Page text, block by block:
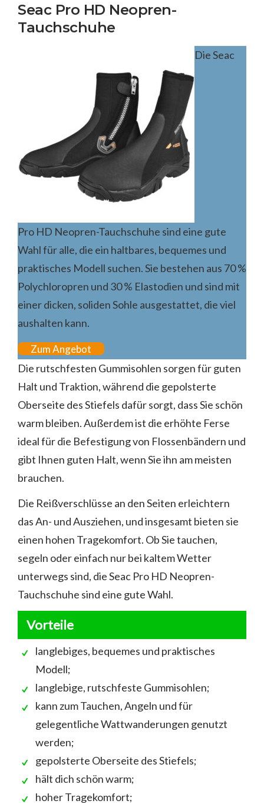
Seac Pro HD Neopren-
Tauchschuhe
Die Seac
Pro HD Neopren-Tauchschuhe sind eine gute
Wahl für alle, die ein haltbares, bequemes und
praktisches Modell suchen. Sie bestehen aus 70 %
Polychloropren und 30 % Elastodien und sind mit
einer dicken, soliden Sohle ausgestattet, die viel
aushalten kann.
Zum Angebot
Die rutschfesten Gummisohlen sorgen für guten
Halt und Traktion, während die gepolsterte
Oberseite des Stiefels dafür sorgt, dass Sie schön
warm bleiben. Außerdem ist die erhöhte Ferse
ideal für die Befestigung von Flossenbändern und
gibt Ihnen guten Halt, wenn Sie ihn am meisten
brauchen.
Die Reißverschlüsse an den Seiten erleichtern
das An- und Ausziehen, und insgesamt bieten sie
einen hohen Tragekomfort. Ob Sie tauchen,
segeln oder einfach nur bei kaltem Wetter
unterwegs sind, die Seac Pro HD Neopren-
Tauchschuhe sind eine gute Wahl.
Vorteile
langlebiges, bequemes und praktisches
Modell;
langlebige, rutschfeste Gummisohlen;
kann zum Tauchen, Angeln und für
gelegentliche Wattwanderungen genutzt
werden;
gepolsterte Oberseite des Stiefels;
hält dich schön warm;
hoher Tragekomfort;